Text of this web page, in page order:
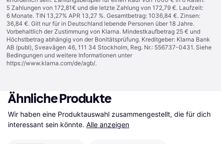
5 Zahlungen von 172,81€ und die letzte Zahlung von 172,79 €. Laufzeit:
6 Monate. TIN 13,27% APR 13,27 %. Gesamtbetrag: 1036,84 €. Zinsen:
36,84 €. Gilt nur für in Deutschland lebende Personen über 18 Jahre.
Vorbehaltlich der Zustimmung von Klarna. Mindestkaufbetrag 25 € und
Höchstbetrag abhängig von der Bonitätsprüfung. Kreditgeber: Klarna Bank
AB (publ), Sveavägen 46, 111 34 Stockholm, Reg. Nr.: 556737-0431. Siehe
Bedingungen und weitere Informationen unter
https://www.klarna.com/de/agb/.
Ähnliche Produkte
Wir haben eine Produktauswahl zusammengestellt, die für dich
interessant sein könnte. Alle anzeigen